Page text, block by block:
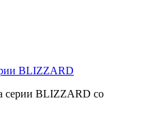
BLIZZARD
серии BLIZZARD со